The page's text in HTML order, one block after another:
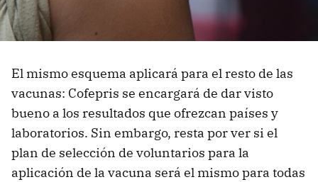
El mismo esquema aplicará para el resto de las
vacunas: Cofepris se encargará de dar visto
bueno a los resultados que ofrezcan países y
laboratorios. Sin embargo, resta por ver si el
plan de selección de voluntarios para la
aplicación de la vacuna será el mismo para todas